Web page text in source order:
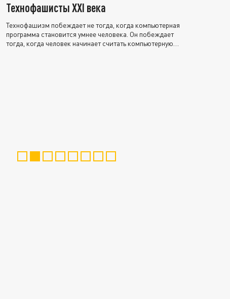
Технофашисты XXI века
Технофашизм побеждает не тогда, когда компьютерная
программа становится умнее человека. Он побеждает
тогда, когда человек начинает считать компьютерную